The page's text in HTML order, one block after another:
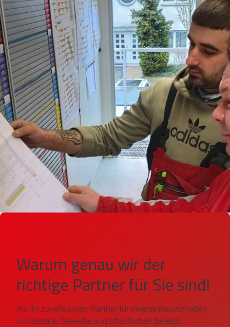
Warum genau wir der
richtige Partner für Sie sind!
Als Ihr zuverlässiger Partner für diverse Bauvorhaben
in Industrie, Gewerbe und öffentlichen Bereich,